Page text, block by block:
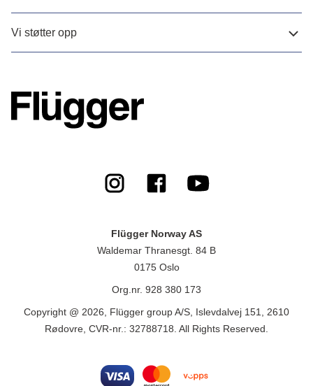
Vi støtter opp
Flügger Norway AS
Waldemar Thranesgt. 84 B
0175 Oslo
Org.nr. 928 380 173
Copyright @ 2026, Flügger group A/S, Islevdalvej 151, 2610
Rødovre, CVR-nr.: 32788718. All Rights Reserved.